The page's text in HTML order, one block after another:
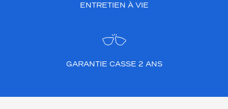
ENTRETIEN À VIE
GARANTIE CASSE 2 ANS